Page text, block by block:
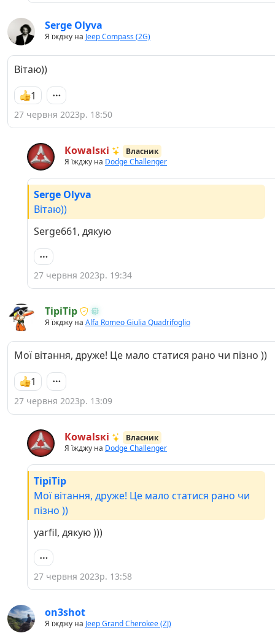
Serge Olyva
Я їжджу на Jeep Compass (2G)
Вітаю))
1
27 червня 2023р. 18:50
Кowаlsкі
Власник
Я їжджу на Dodge Challenger
Serge Olyva
Вітаю))
Serge661, дякую
27 червня 2023р. 19:34
TipiTip
Я їжджу на Alfa Romeo Giulia Quadrifoglio
Мої вітання, друже! Це мало статися рано чи пізно ))
1
27 червня 2023р. 13:09
Кowаlsкі
Власник
Я їжджу на Dodge Challenger
TipiTip
Мої вітання, друже! Це мало статися рано чи
пізно ))
yarfil, дякую )))
27 червня 2023р. 13:58
on3shot
Я їжджу на Jeep Grand Cherokee (ZJ)